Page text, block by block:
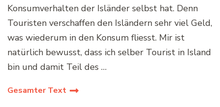
Konsumverhalten der Isländer selbst hat. Denn
Touristen verschaffen den Isländern sehr viel Geld,
was wiederum in den Konsum fliesst. Mir ist
natürlich bewusst, dass ich selber Tourist in Island
bin und damit Teil des …
Gesamter Text